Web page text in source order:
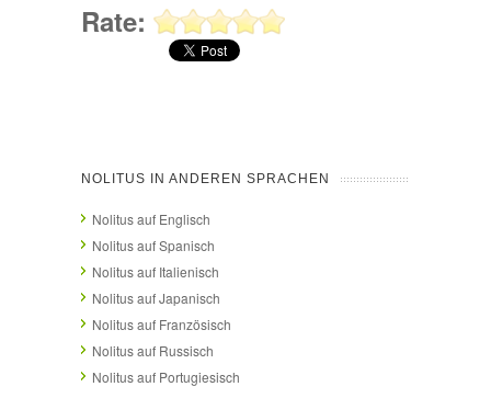
Rate:
NOLITUS IN ANDEREN SPRACHEN
Nolitus auf Englisch
Nolitus auf Spanisch
Nolitus auf Italienisch
Nolitus auf Japanisch
Nolitus auf Französisch
Nolitus auf Russisch
Nolitus auf Portugiesisch